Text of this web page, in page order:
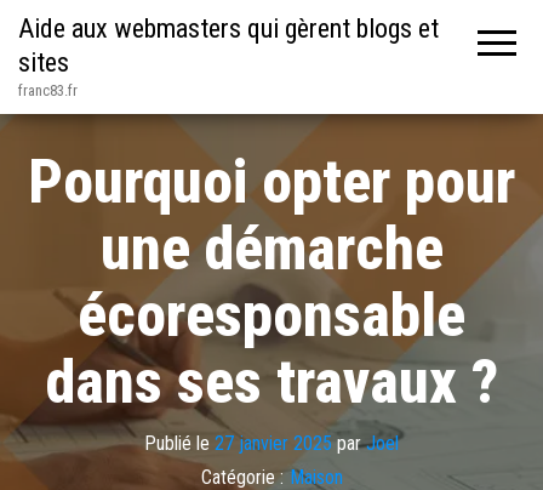
Aide aux webmasters qui gèrent blogs et
sites
franc83.fr
Pourquoi opter pour
une démarche
écoresponsable
dans ses travaux ?
Publié le 27 janvier 2025 parJoel
Catégorie : Maison